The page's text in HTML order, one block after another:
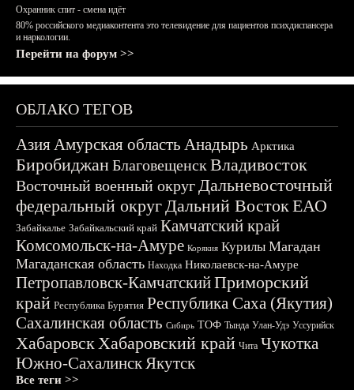
Охранник спит - смена идёт
80% российского медиаконтента это телевидение для пациентов психдиспансера
и наркологии.
Перейти на форум >>
ОБЛАКО ТЕГОВ
АзияАмурская область Анадырь Арктика
БиробиджанБлаговещенскВладивосток
Восточный военный округДальневосточный
федеральный округДальний ВостокЕАО
Забайкалье Забайкальский край Камчатский край
Комсомольск-на-Амуре Корякия Курилы Магадан
Магаданская область Находка Николаевск-на-Амуре
Петропавловск-КамчатскийПриморский
край Республика Бурятия Республика Саха (Якутия)
Сахалинская область Сибирь ТОФ Тында Улан-Удэ Уссурийск
ХабаровскХабаровский край Чита Чукотка
Южно-СахалинскЯкутск
Все теги >>